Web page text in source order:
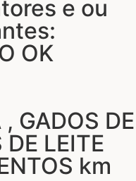
e ou
OK
GADOS DE
DE LEITE
km